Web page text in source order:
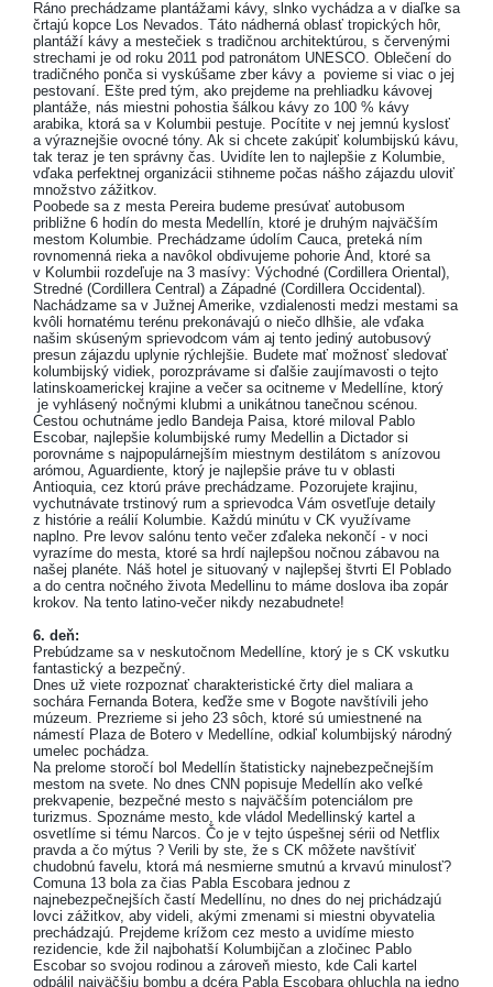
Ráno prechádzame plantážami kávy, slnko vychádza a v diaľke sa
črtajú kopce Los Nevados. Táto nádherná oblasť tropických hôr,
plantáží kávy a mestečiek s tradičnou architektúrou, s červenými
strechami je od roku 2011 pod patronátom UNESCO. Oblečení do
tradičného ponča si vyskúšame zber kávy a povieme si viac o jej
pestovaní. Ešte pred tým, ako prejdeme na prehliadku kávovej
plantáže, nás miestni pohostia šálkou kávy zo 100 % kávy
arabika, ktorá sa v Kolumbii pestuje. Pocítite v nej jemnú kyslosť
a výraznejšie ovocné tóny. Ak si chcete zakúpiť kolumbijskú kávu,
tak teraz je ten správny čas. Uvidíte len to najlepšie z Kolumbie,
vďaka perfektnej organizácii stihneme počas nášho zájazdu uloviť
množstvo zážitkov.
Poobede sa z mesta Pereira budeme presúvať autobusom
približne 6 hodín do mesta Medellín, ktoré je druhým najväčším
mestom Kolumbie. Prechádzame údolím Cauca, preteká ním
rovnomenná rieka a navôkol obdivujeme pohorie Ánd, ktoré sa
v Kolumbii rozdeľuje na 3 masívy: Východné (Cordillera Oriental),
Stredné (Cordillera Central) a Západné (Cordillera Occidental).
Nachádzame sa v Južnej Amerike, vzdialenosti medzi mestami sa
kvôli hornatému terénu prekonávajú o niečo dlhšie, ale vďaka
našim skúseným sprievodcom vám aj tento jediný autobusový
presun zájazdu uplynie rýchlejšie. Budete mať možnosť sledovať
kolumbijský vidiek, porozprávame si ďalšie zaujímavosti o tejto
latinskoamerickej krajine a večer sa ocitneme v Medellíne, ktorý
je vyhlásený nočnými klubmi a unikátnou tanečnou scénou.
Cestou ochutnáme jedlo Bandeja Paisa, ktoré miloval Pablo
Escobar, najlepšie kolumbijské rumy Medellin a Dictador si
porovnáme s najpopulárnejším miestnym destilátom s anízovou
arómou, Aguardiente, ktorý je najlepšie práve tu v oblasti
Antioquia, cez ktorú práve prechádzame. Pozorujete krajinu,
vychutnávate trstinový rum a sprievodca Vám osvetľuje detaily
z histórie a reálií Kolumbie. Každú minútu v CK využívame
naplno. Pre levov salónu tento večer zďaleka nekončí - v noci
vyrazíme do mesta, ktoré sa hrdí najlepšou nočnou zábavou na
našej planéte. Náš hotel je situovaný v najlepšej štvrti El Poblado
a do centra nočného života Medellinu to máme doslova iba zopár
krokov. Na tento latino-večer nikdy nezabudnete!
6. deň:
Prebúdzame sa v neskutočnom Medellíne, ktorý je s CK vskutku
fantastický a bezpečný.
Dnes už viete rozpoznať charakteristické črty diel maliara a
sochára Fernanda Botera, keďže sme v Bogote navštívili jeho
múzeum. Prezrieme si jeho 23 sôch, ktoré sú umiestnené na
námestí Plaza de Botero v Medellíne, odkiaľ kolumbijský národný
umelec pochádza.
Na prelome storočí bol Medellín štatisticky najnebezpečnejším
mestom na svete. No dnes CNN popisuje Medellín ako veľké
prekvapenie, bezpečné mesto s najväčším potenciálom pre
turizmus. Spoznáme mesto, kde vládol Medellinský kartel a
osvetlíme si tému Narcos. Čo je v tejto úspešnej sérii od Netflix
pravda a čo mýtus ? Verili by ste, že s CK môžete navštíviť
chudobnú favelu, ktorá má nesmierne smutnú a krvavú minulosť?
Comuna 13 bola za čias Pabla Escobara jednou z
najnebezpečnejších častí Medellínu, no dnes do nej prichádzajú
lovci zážitkov, aby videli, akými zmenami si miestni obyvatelia
prechádzajú. Prejdeme krížom cez mesto a uvidíme miesto
rezidencie, kde žil najbohatší Kolumbijčan a zločinec Pablo
Escobar so svojou rodinou a zároveň miesto, kde Cali kartel
odpálil najväčšiu bombu a dcéra Pabla Escobara ohluchla na jedno